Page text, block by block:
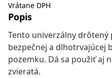
Vrátane DPH
Popis
Tento univerzálny
bezpečnej a dlhotrvajúcej
pozemku. Dá sa použiť aj
zvieratá.